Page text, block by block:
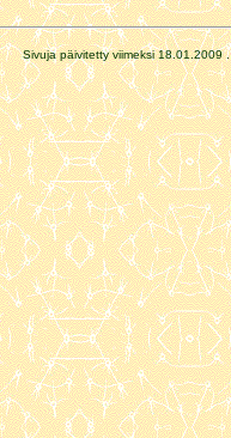
päivitetty viimeksi18.01.2009.